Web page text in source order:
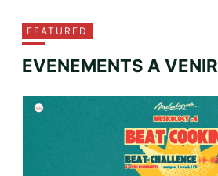
FEATURED
EVENEMENTS A VENIR